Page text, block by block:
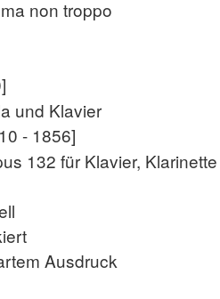
non troppo
und Klavier
- 1856]
132 für Klavier, Klarinette
Ausdruck